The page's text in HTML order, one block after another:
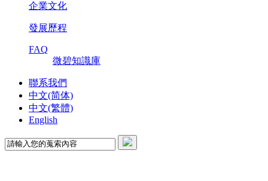
企業文化
發展歷程
FAQ
微碧知識庫
聯系我們
中文(简体)
中文(繁體)
English